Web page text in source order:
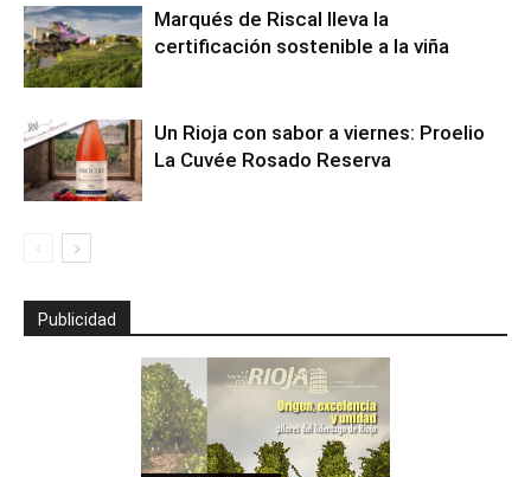
Marqués de Riscal lleva la
certificación sostenible a la viña
Un Rioja con sabor a viernes: Proelio
La Cuvée Rosado Reserva
Publicidad